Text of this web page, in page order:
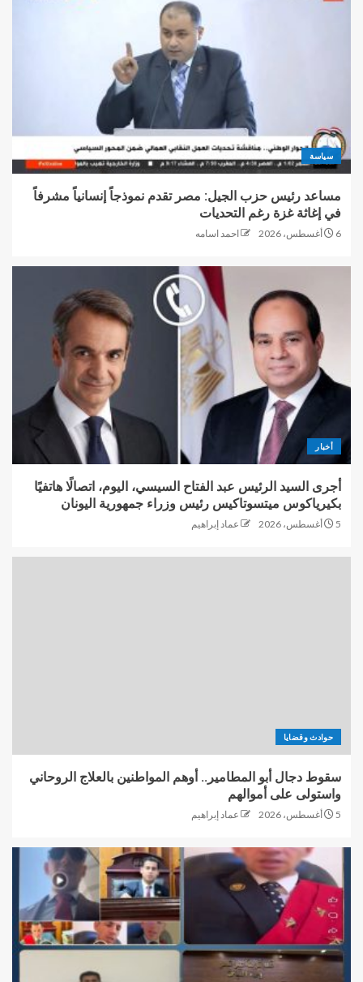
سياسة
مساعد رئيس حزب الجيل: مصر تقدم نموذجاً إنسانياً مشرفاً
في إغاثة غزة رغم التحديات
6 أغسطس، 2026 احمد اسامه
أخبار
أجرى السيد الرئيس عبد الفتاح السيسي، اليوم، اتصالًا هاتفيًا
بكيرياكوس ميتسوتاكيس رئيس وزراء جمهورية اليونان
5 أغسطس، 2026 عماد إبراهيم
حوادث وقضايا
سقوط دجال أبو المطامير.. أوهم المواطنين بالعلاج الروحاني
واستولى على أموالهم
5 أغسطس، 2026 عماد إبراهيم